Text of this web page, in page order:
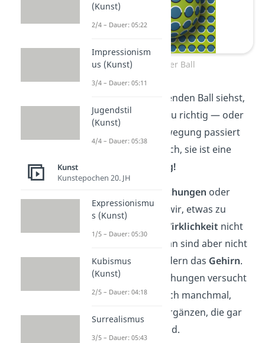
Rollender Ball
Wenn du einen rollenden Ball siehst,
dann liegst du genau richtig — oder
doch nicht? Die Bewegung passiert
nämlich nicht wirklich, sie ist eine
optische Täuschung!
Täuschungen oder
Illusionen glauben wir, etwas zu
Wirklichkeit nicht
stimmt. Schuld daran sind aber nicht
unsereAugen , sondern das Gehirn.
Bei optischen Täuschungen versucht
unser Gehirn nämlich manchmal,
Informationen zu ergänzen, die gar
nicht vorhanden sind.
(Kunst)
2/4 – Dauer: 05:22
Impressionism
us (Kunst)
3/4 – Dauer: 05:11
Jugendstil
(Kunst)
4/4 – Dauer: 05:38
Kunst
Kunstepochen 20. JH
Expressionismu
s (Kunst)
1/5 – Dauer: 05:30
Kubismus
(Kunst)
2/5 – Dauer: 04:18
Surrealismus
3/5 – Dauer: 05:43